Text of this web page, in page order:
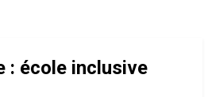
: école inclusive